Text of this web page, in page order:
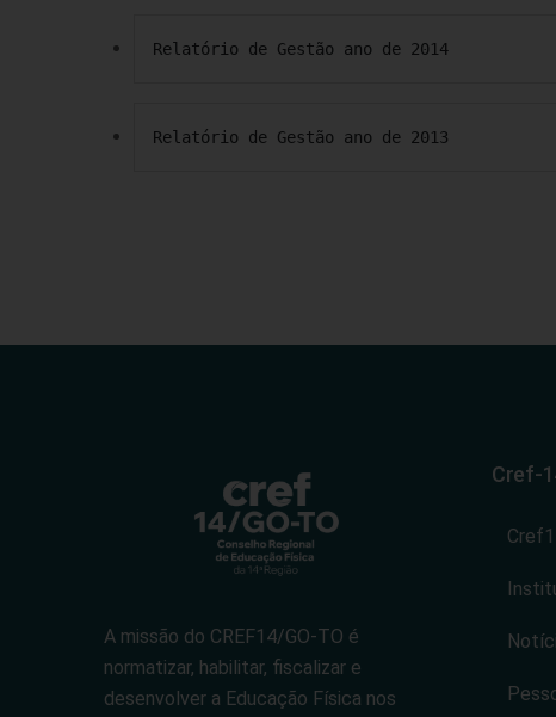
Relatório de Gestão ano de 2014
Relatório de Gestão ano de 2013
A missão do CREF14/GO-TO é
normatizar, habilitar, fiscalizar e
desenvolver a Educação Física nos
Cref-